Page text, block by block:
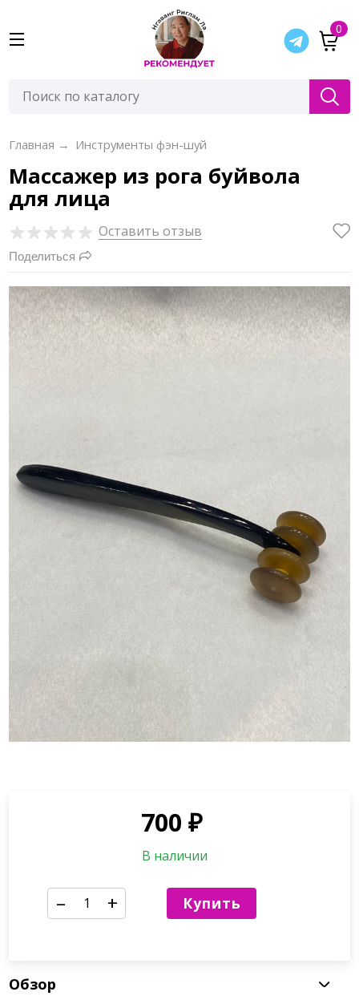
0
Главная → Инструменты фэн-шуй
Массажер из рога буйвола
для лица
Оставить отзыв
Поделиться
700 ₽
В наличии
– + Купить
Обзор